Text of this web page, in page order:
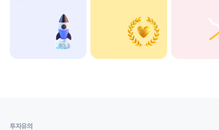
투자유의